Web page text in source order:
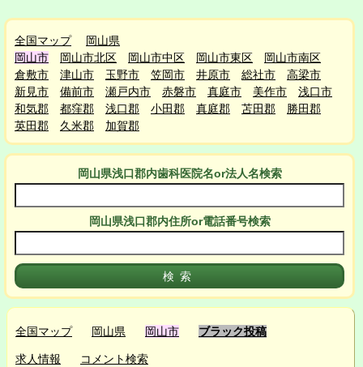
全国マップ
岡山県
岡山市
岡山市北区 岡山市中区 岡山市東区
岡山市南区
倉敷市
津山市 玉野市 笠岡市 井原市 総社市
高梁市
新見市
備前市 瀬戸内市 赤磐市 真庭市 美作市
浅口市
和気郡
都窪郡 浅口郡 小田郡 真庭郡 苫田郡
勝田郡
英田郡
久米郡 加賀郡
岡山県浅口郡内歯科医院名or法人名検索
岡山県浅口郡内住所or電話番号検索
全国マップ 岡山県 岡山市 ブラック投稿
求人情報 コメント検索